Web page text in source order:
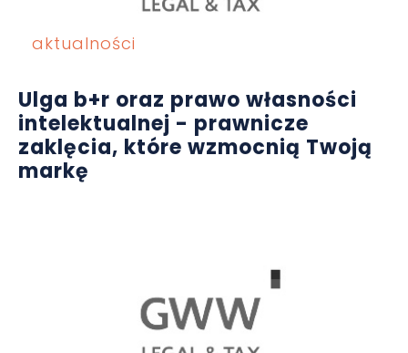
aktualności
Ulga b+r oraz prawo własności
intelektualnej - prawnicze
zaklęcia, które wzmocnią Twoją
markę